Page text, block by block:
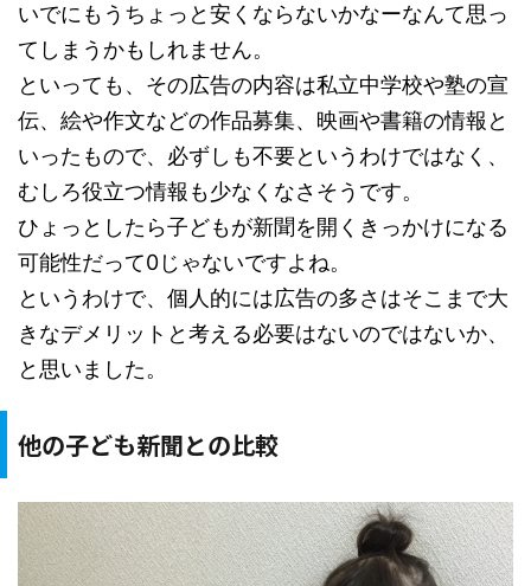
いでにもうちょっと安くならないかなーなんて思っ
てしまうかもしれません。
といっても、その広告の内容は私立中学校や塾の宣
伝、絵や作文などの作品募集、映画や書籍の情報と
いったもので、必ずしも不要というわけではなく、
むしろ役立つ情報も少なくなさそうです。
ひょっとしたら子どもが新聞を開くきっかけになる
可能性だって0じゃないですよね。
というわけで、個人的には広告の多さはそこまで大
きなデメリットと考える必要はないのではないか、
と思いました。
他の子ども新聞との比較